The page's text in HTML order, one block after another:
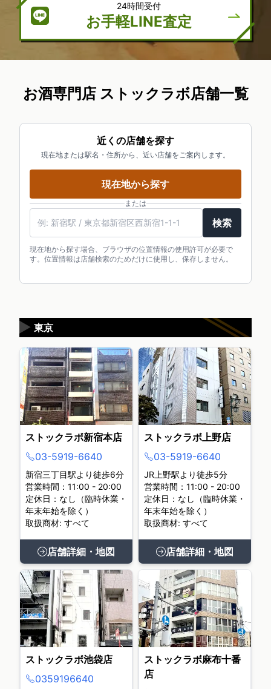
24時間受付
お手軽LINE査定
お酒専門店 ストックラボ店舗一覧
近くの店舗を探す
現在地または駅名・住所から、近い店舗をご案内します。
現在地から探す
または
検索
現在地から探す場合、ブラウザの位置情報の使用許可が必要で
す。位置情報は店舗検索のためだけに使用し、保存しません。
東京
▶
ストックラボ新宿本店
03-5919-6640
新宿三丁目駅より徒歩6分
営業時間：11:00 - 20:00
定休日：なし（臨時休業・
年末年始を除く）
取扱商材: すべて
店舗詳細・地図
ストックラボ上野店
03-5919-6640
JR上野駅より徒歩5分
営業時間：11:00 - 20:00
定休日：なし（臨時休業・
年末年始を除く）
取扱商材: すべて
店舗詳細・地図
ストックラボ池袋店
0359196640
ストックラボ麻布十番
店